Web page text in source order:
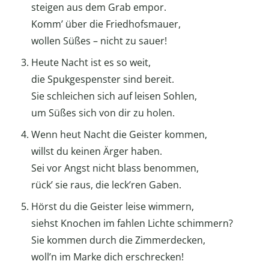
steigen aus dem Grab empor.
Komm’ über die Friedhofsmauer,
wollen Süßes – nicht zu sauer!
Heute Nacht ist es so weit,
die Spukgespenster sind bereit.
Sie schleichen sich auf leisen Sohlen,
um Süßes sich von dir zu holen.
Wenn heut Nacht die Geister kommen,
willst du keinen Ärger haben.
Sei vor Angst nicht blass benommen,
rück’ sie raus, die leck’ren Gaben.
Hörst du die Geister leise wimmern,
siehst Knochen im fahlen Lichte schimmern?
Sie kommen durch die Zimmerdecken,
woll’n im Marke dich erschrecken!